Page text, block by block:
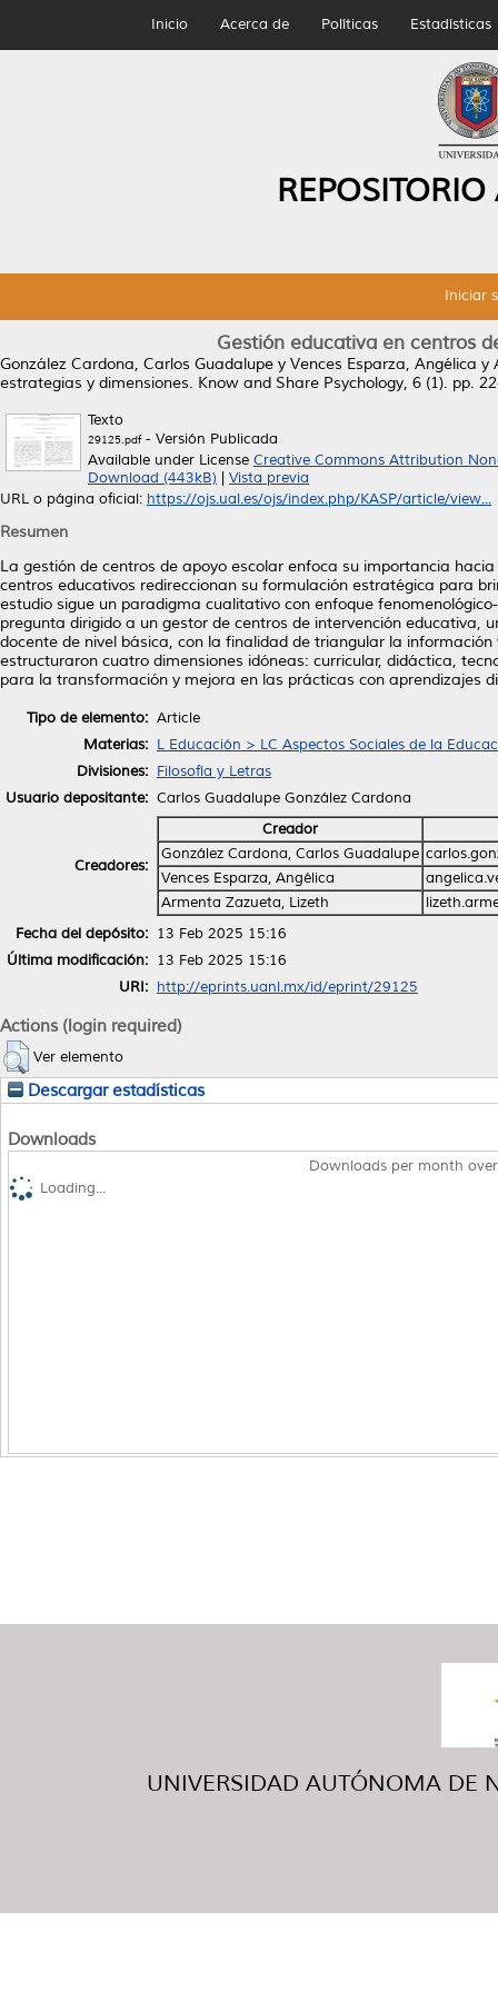
Inicio Acerca de Políticas Estadísticas
Iniciar
Gestión educativa en centros
González Cardona, Carlos Guadalupe y Vences Esparza, Angélica y
estrategias y dimensiones. Know and Share Psychology, 6 (1). pp.
Texto
29125.pdf- Versión Publicada
Available under License Creative Commons Attribution
Download (443kB)
Vista previa
URL o página oficial: https://ojs.ual.es/ojs/index.php/KASP/article/view...
Resumen
La gestión de centros de apoyo escolar enfoca su importancia
centros educativos redireccionan su formulación estratégica para
estudio sigue un paradigma cualitativo con enfoque
pregunta dirigido a un gestor de centros de intervención educativa,
docente de nivel básica, con la finalidad de triangular la
estructuraron cuatro dimensiones idóneas: curricular, didáctica,
para la transformación y mejora en las prácticas con aprendizajes
Tipo de elemento: Article
Materias: L Educación > LC Aspectos Sociales de la
Divisiones: Filosofía y Letras
Usuario depositante: Carlos Guadalupe González Cardona
Creadores:
Creador
González Cardona, Carlos Guadalupe
Vences Esparza, Angélica
Armenta Zazueta, Lizeth
Fecha del depósito: 13 Feb 2025 15:16
Última modificación: 13 Feb 2025 15:16
URI: http://eprints.uanl.mx/id/eprint/29125
Actions (login required)
Ver elemento
Descargar estadísticas
Downloads
Downloads per month
Loading...
UNIVERSIDAD AUTÓNOMA DE